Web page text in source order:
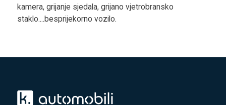
kamera, grijanje sjedala, grijano vjetrobransko
staklo....besprijekorno vozilo.